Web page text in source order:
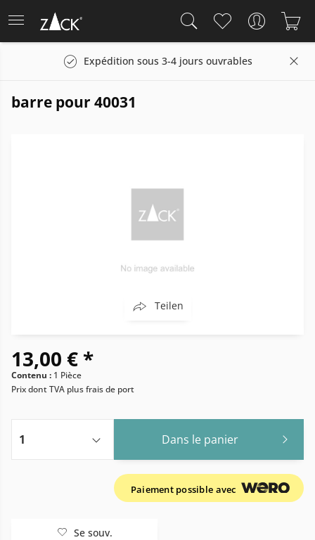
Expédition sous 3-4 jours ouvrables
barre pour 40031
Teilen
13,00 € *
Contenu : 1 Pièce
Prix dont TVA plus frais de port
Dans le panier
Paiement possible avec
Se souv.